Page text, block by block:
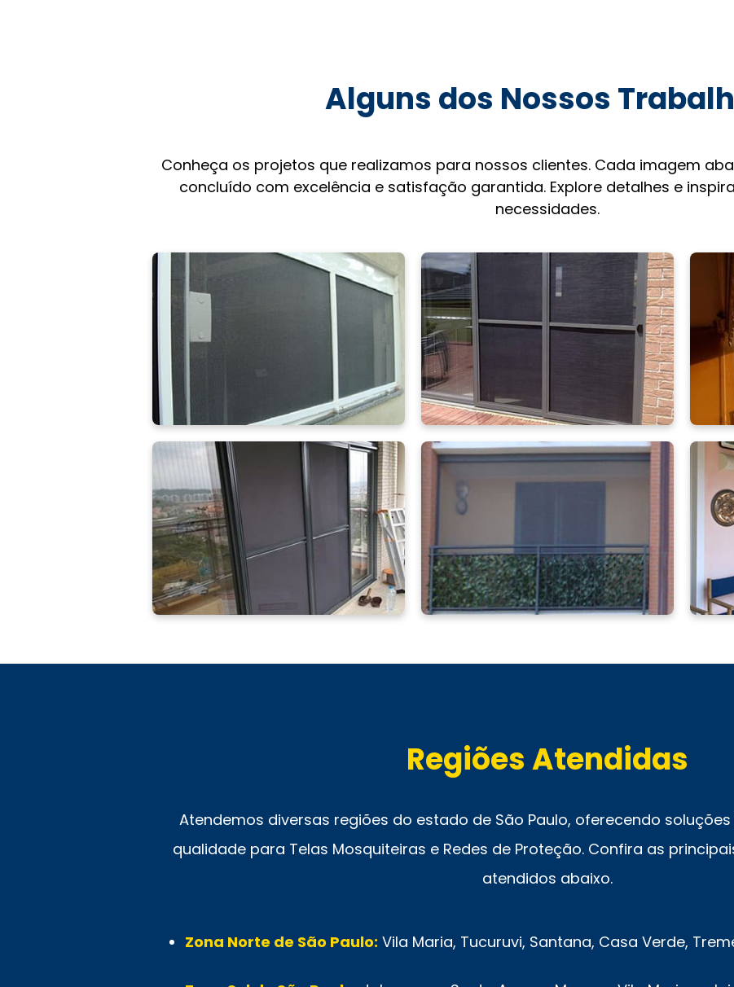
Alguns dos Nossos
Conheça os projetos que realizamos para nossos clientes. Cada imagem
concluído com excelência e satisfação garantida. Explore detalhes e
necessidades.
Regiões Atendidas
Atendemos diversas regiões do estado de São Paulo, oferecendo
qualidade para Telas Mosquiteiras e Redes de Proteção. Confira as
atendidos abaixo.
Zona Norte de São Paulo: Vila Maria, Tucuruvi, Santana, Casa Verde,